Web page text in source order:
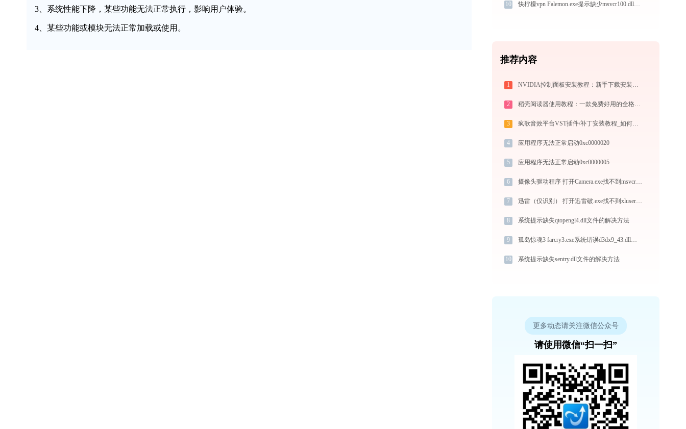
3、系统性能下降，某些功能无法正常执行，影响用户体验。
4、某些功能或模块无法正常加载或使用。
10 快柠檬vpn Falemon.exe提示缺少msvcr100.dll文件的解决办法
推荐内容
1 NVIDIA控制面板安装教程：新手下载安装完整指南
2 稻壳阅读器使用教程：一款免费好用的全格式电子书与文档阅读神器
3 疯歌音效平台VST插件/补丁安装教程_如何加载插件效果包
4 应用程序无法正常启动0xc0000020
5 应用程序无法正常启动0xc0000005
6 摄像头驱动程序 打开Camera.exe找不到msvcr120.dll怎么办
7 迅雷（仅识别） 打开迅雷破.exe找不到xlusers.dll怎么办
8 系统提示缺失qtopengl4.dll文件的解决方法
9 孤岛惊魂3 farcry3.exe系统错误d3dx9_43.dll丢失如何解决
10 系统提示缺失sentry.dll文件的解决方法
更多动态请关注微信公众号
请使用微信“扫一扫”